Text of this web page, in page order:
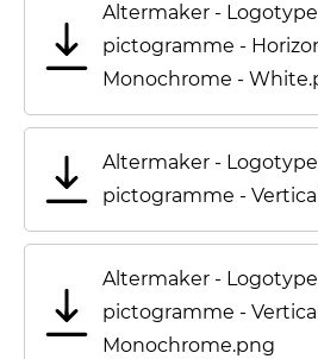
Altermaker -
pictogramme -
Monochrome -
Altermaker -
pictogramme -
Altermaker -
pictogramme -
Monochrome.png